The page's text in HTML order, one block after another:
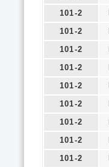
101-2
101-2
101-2
101-2
101-2
101-2
101-2
101-2
101-2